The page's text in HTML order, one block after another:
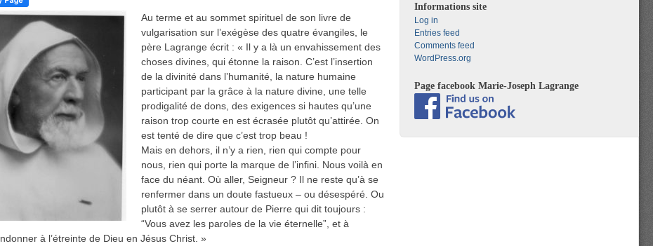
Au terme et au sommet spirituel de son livre de
vulgarisation sur l’exégèse des quatre évangiles, le
père Lagrange écrit : « Il y a là un envahissement des
choses divines, qui étonne la raison. C’est l’insertion
de la divinité dans l’humanité, la nature humaine
participant par la grâce à la nature divine, une telle
prodigalité de dons, des exigences si hautes qu’une
raison trop courte en est écrasée plutôt qu’attirée. On
est tenté de dire que c’est trop beau !
Mais en dehors, il n’y a rien, rien qui compte pour
nous, rien qui porte la marque de l’infini. Nous voilà en
face du néant. Où aller, Seigneur ? Il ne reste qu’à se
renfermer dans un doute fastueux – ou désespéré. Ou
plutôt à se serrer autour de Pierre qui dit toujours :
“Vous avez les paroles de la vie éternelle”, et à
à l’étreinte de Dieu en Jésus Christ. »
Informations site
Log in
Entries feed
Comments feed
WordPress.org
Page facebook Marie-Joseph Lagrange